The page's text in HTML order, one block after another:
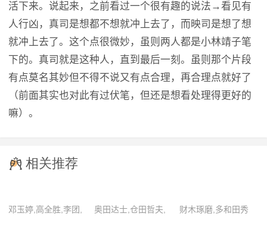
活下来。说起来，之前看过一个很有趣的说法→看见有
人行凶，真司是想都不想就冲上去了，而映司是想了想
就冲上去了。这个点很微妙，虽则两人都是小林靖子笔
下的。真司就是这种人，直到最后一刻。虽则那个片段
有点莫名其妙但不得不说又有点合理，再合理点就好了
（前面其实也对此有过伏笔，但还是想看处理得更好的
嘛）。
相关推荐
邓玉婷,高全胜,李团,
奥田达士,仓田哲夫,
财木琢磨,多和田秀